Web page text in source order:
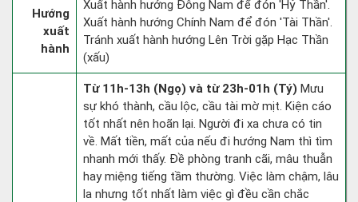
Hướng
xuất
hành
Xuất hành hướng Đông Nam để đón 'Hỷ Thần'.
Xuất hành hướng Chính Nam để đón 'Tài Thần'.
Tránh xuất hành hướng Lên Trời gặp Hạc Thần
(xấu)
Từ 11h-13h (Ngọ) và từ 23h-01h (Tý) Mưu
sự khó thành, cầu lộc, cầu tài mờ mịt. Kiện cáo
tốt nhất nên hoãn lại. Người đi xa chưa có tin
về. Mất tiền, mất của nếu đi hướng Nam thì tìm
nhanh mới thấy. Đề phòng tranh cãi, mâu thuẫn
hay miệng tiếng tầm thường. Việc làm chậm, lâu
la nhưng tốt nhất làm việc gì đều cần chắc